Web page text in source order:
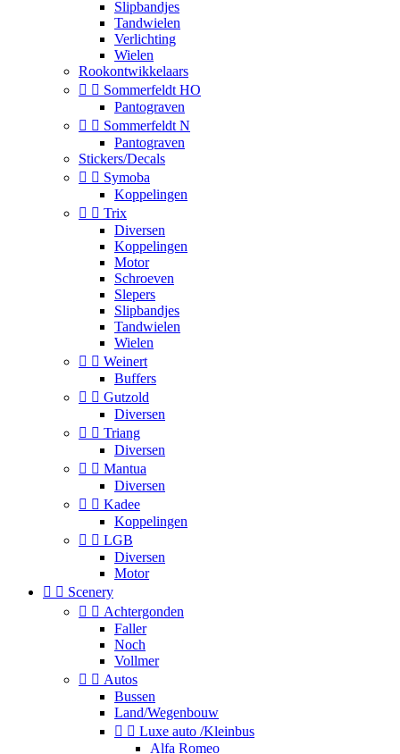
Slipbandjes
Tandwielen
Verlichting
Wielen
Rookontwikkelaars
  Sommerfeldt HO
Pantograven
  Sommerfeldt N
Pantograven
Stickers/Decals
  Symoba
Koppelingen
  Trix
Diversen
Koppelingen
Motor
Schroeven
Slepers
Slipbandjes
Tandwielen
Wielen
  Weinert
Buffers
  Gutzold
Diversen
  Triang
Diversen
  Mantua
Diversen
  Kadee
Koppelingen
  LGB
Diversen
Motor
  Scenery
  Achtergonden
Faller
Noch
Vollmer
  Autos
Bussen
Land/Wegenbouw
  Luxe auto /Kleinbus
Alfa Romeo